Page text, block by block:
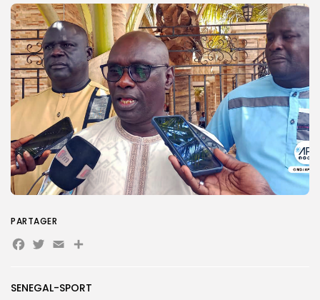
Search
SENEGAL-SPORT
PARTAGER
Facebook
Twitter
EmailPartager